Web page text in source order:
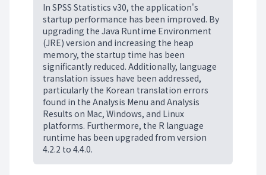
In SPSS Statistics v30, the application's
startup performance has been improved. By
upgrading the Java Runtime Environment
(JRE) version and increasing the heap
memory, the startup time has been
significantly reduced. Additionally, language
translation issues have been addressed,
particularly the Korean translation errors
found in the Analysis Menu and Analysis
Results on Mac, Windows, and Linux
platforms. Furthermore, the R language
runtime has been upgraded from version
4.2.2 to 4.4.0.